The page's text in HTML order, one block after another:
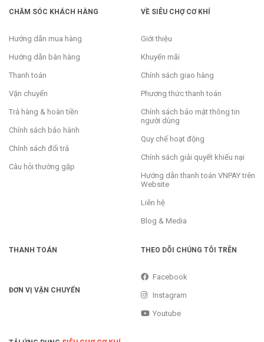
CHĂM SÓC KHÁCH HÀNG
Hướng dẫn mua hàng
Hướng dẫn bán hàng
Thanh toán
Vận chuyển
Trả hàng & hoàn tiền
Chính sách bảo hành
Chính sách đổi trả
Câu hỏi thường gặp
VỀ SIÊU CHỢ CƠ KHÍ
Giới thiệu
Khuyến mãi
Chính sách giao hàng
Phương thức thanh toán
Chính sách bảo mật thông tin
người dùng
Quy chế hoạt động
Chính sách giải quyết khiếu nại
Hướng dẫn thanh toán VNPAY trên
Website
Liên hệ
Blog & Media
THANH TOÁN
ĐƠN VỊ VẬN CHUYỂN
THEO DÕI CHÚNG TÔI TRÊN
Facebook
Instagram
Youtube